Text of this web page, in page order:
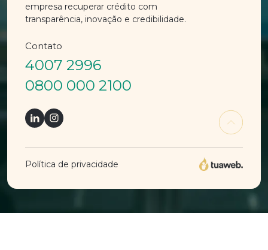
empresa recuperar crédito com
transparência, inovação e credibilidade.
Contato
4007 2996
0800 000 2100
Política de privacidade